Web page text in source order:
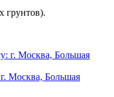
грунтов).
Москва, Большая